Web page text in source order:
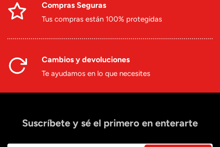
Compras Seguras
Tus compras están 100% protegidas
Cambios y devoluciones
Te ayudamos en lo que necesites
Suscríbete y sé el primero en enterarte